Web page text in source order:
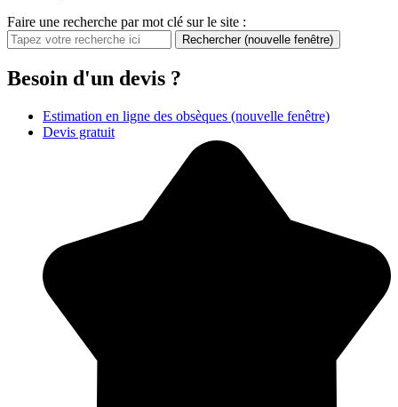
Faire une recherche par mot clé sur le site :
Rechercher (nouvelle fenêtre)
Besoin d'un devis ?
Estimation en ligne des obsèques (nouvelle fenêtre)
Devis gratuit